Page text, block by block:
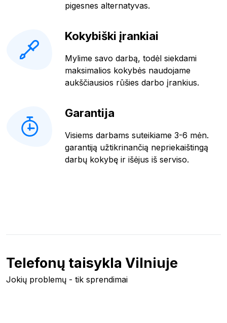
pigesnes alternatyvas.
Kokybiški įrankiai
Mylime savo darbą, todėl siekdami
maksimalios kokybės naudojame
aukščiausios rūšies darbo įrankius.
Garantija
Visiems darbams suteikiame 3-6 mėn.
garantiją užtikrinančią nepriekaištingą
darbų kokybę ir išėjus iš serviso.
Telefonų taisykla Vilniuje
Jokių problemų - tik sprendimai